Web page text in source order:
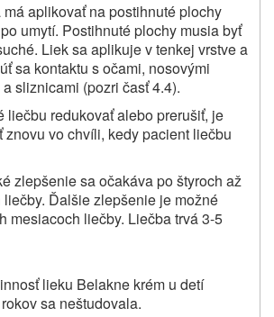
má aplikovať na postihnuté plochy
umytí. Postihnuté plochy musia byť
Liek sa aplikuje v tenkej vrstve a
sa kontaktu s očami, nosovými
sliznicami (pozri časť 4.4).
liečbu redukovať alebo prerušiť, je
znovu vo chvíli, kedy pacient liečbu
zlepšenie sa očakáva po štyroch až
Ďalšie zlepšenie je možné
mesiacoch liečby. Liečba trvá 3-5
lieku Belakne krém u detí
sa neštudovala.